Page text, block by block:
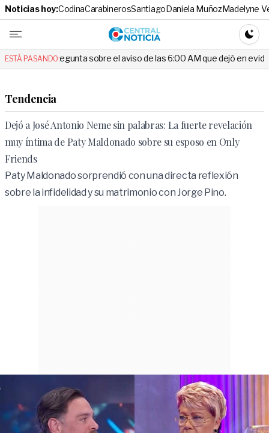
Noticias hoy:CodinaCarabinerosSantiagoDaniela MuñozMadelyne
Central
ESTÁ PASANDO:
sobre el aviso de las 6:00 AM que dejó en evidencia al Delegado
Tendencia
Dejó a José Antonio Neme sin palabras: La fuerte revelación
muy íntima de Paty Maldonado sobre su esposo en Only
Friends
Paty Maldonado sorprendió con una directa reflexión
sobre la infidelidad y su matrimonio con Jorge Pino.